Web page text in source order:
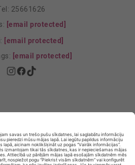
25661626
[email protected]
[email protected]
[email protected]
Iestatījumi
noteikumi